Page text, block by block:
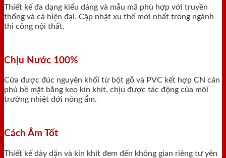
Thiết kế đa dạng kiểu dáng và mẫu mã phù hợp với truyền
thống và cả hiện đại. Cập nhật xu thế mới nhất trong ngành
thi công nội thất.
Chịu Nước 100%
Cửa được đúc nguyên khối từ bột gỗ và PVC kết hợp CN cán
phủ bề mặt bằng keo kín khít, chịu được tác động của môi
trường nhiệt đới nóng ẩm.
Cách Âm Tốt
Thiết kế dày dặn và kín khít đem đến không gian riêng tư yên